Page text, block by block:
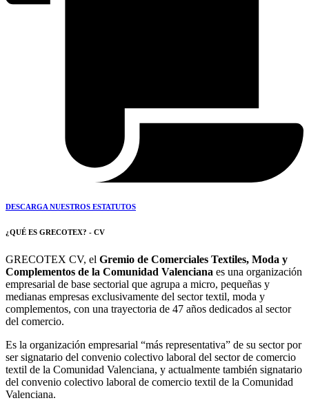
DESCARGA NUESTROS ESTATUTOS
¿QUÉ ES GRECOTEX? - CV
GRECOTEX CV, el Gremio de Comerciales Textiles, Moda y
Complementos de la Comunidad Valenciana es una organización
empresarial de base sectorial que agrupa a micro, pequeñas y
medianas empresas exclusivamente del sector textil, moda y
complementos, con una trayectoria de 47 años dedicados al sector
del comercio.
Es la organización empresarial “más representativa” de su sector por
ser signatario del convenio colectivo laboral del sector de comercio
textil de la Comunidad Valenciana, y actualmente también signatario
del convenio colectivo laboral de comercio textil de la Comunidad
Valenciana.